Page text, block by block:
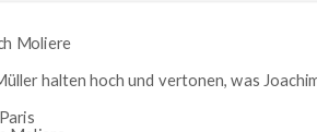
Moliere
halten hoch und vertonen, was